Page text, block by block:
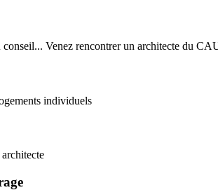
conseil... Venez rencontrer un architecte du
individuels